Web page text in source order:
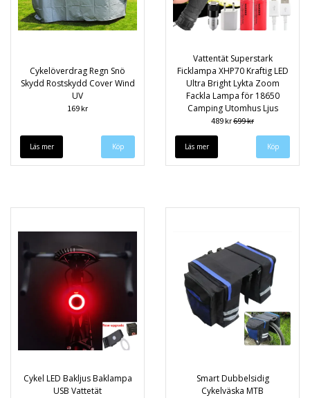
Cykelöverdrag Regn Snö
Skydd Rostskydd Cover Wind
UV
169 kr
Läs mer Köp
Vattentät Superstark
Ficklampa XHP70 Kraftig LED
Ultra Bright Lykta Zoom
Fackla Lampa för 18650
Camping Utomhus Ljus
489 kr699 kr
Läs mer
Cykel LED Bakljus Baklampa
USB Vattetät
Smart Dubbelsidig
Cykelväska MTB